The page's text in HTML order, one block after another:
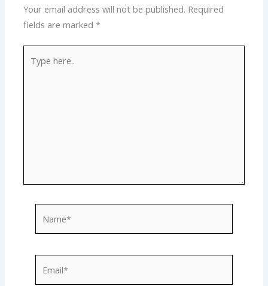
Your email address will not be published. Required
fields are marked*
here..